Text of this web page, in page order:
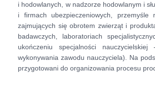
i hodowlanych, w nadzorze hodowlanym i
i firmach ubezpieczeniowych, przemyśle
zajmujących się obrotem zwierząt i
badawczych, laboratoriach
ukończeniu specjalności
wykonywania zawodu nauczyciela). Na
przygotowani do organizowania procesu